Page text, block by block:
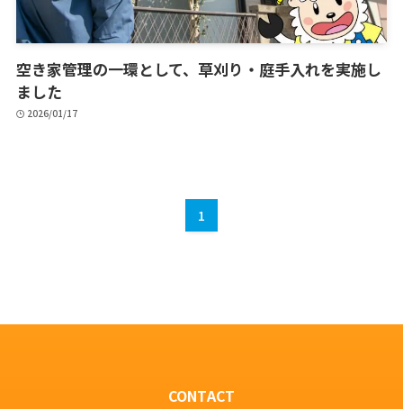
空き家管理の一環として、草刈り・庭手入れを実施し
ました
2026/01/17
1
CONTACT